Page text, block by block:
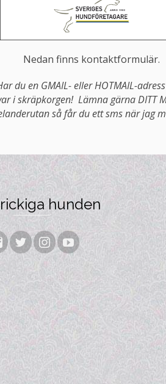
Nedan finns kontaktformulär.
du en GMAIL- eller HOTMAIL-
i skräpkorgen! Lämna gärna DITT
så får du ett sms när jag
hunden